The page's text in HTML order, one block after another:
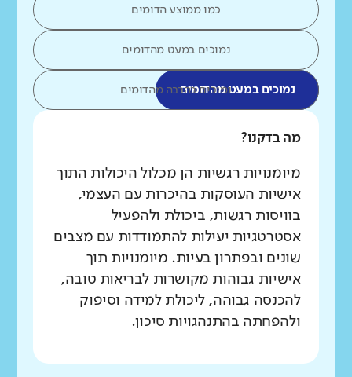
כמו ממוצע הדומים
נמוכים במעט מהדומים
נמוכים במעט מהדומיםנמוכים בהרבה מהדומים
מה בדקנו?
מיומנויות רגשיות הן מכלול היכולות התוך
אישיות העוסקות בהיכרות עם העצמי,
בוויסות רגשות, ביכולת ולהפעיל
אסטרטגיות יעילות להתמודדות עם מצבים
שונים ובפתרון בעיות. מיומנויות תוך
אישיות גבוהות מקושרות לבריאות טובה,
להכנסה גבוהה, ליכולת למידה וסיפוק
ולהפחתה בהתנהגויות סיכון.